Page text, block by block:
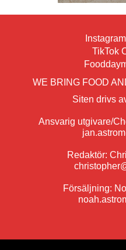
TikTok
WE BRING FOOD
Siten drivs
Ansvarig utgivare/
Redaktör:
Försäljning: